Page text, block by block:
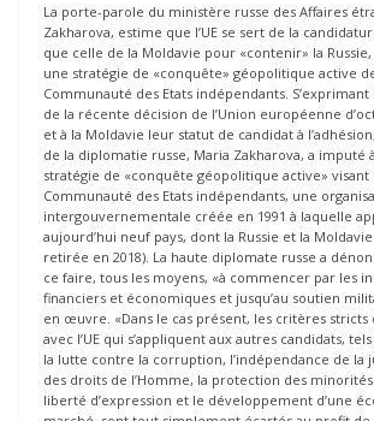
La porte-parole du ministère russe des Affaires
Zakharova, estime que l’UE se sert de la
que celle de la Moldavie pour «contenir» la Russie,
une stratégie de «conquête» géopolitique active
Communauté des Etats indépendants.
de la récente décision de l’Union européenne
et à la Moldavie leur statut de candidat à
de la diplomatie russe, Maria Zakharova, a imputé
stratégie de «conquête géopolitique active» visant
Communauté des Etats indépendants, une
intergouvernementale créée en 1991 à laquelle
aujourd’hui neuf pays, dont la Russie et la Moldavie
retirée en 2018). La haute diplomate russe a
ce faire, tous les moyens, «à commencer par les
financiers et économiques et jusqu’au soutien
en œuvre. «Dans le cas présent, les critères stricts
avec l’UE qui s’appliquent aux autres candidats,
la lutte contre la corruption, l’indépendance de la
des droits de l’Homme, la protection des
liberté d’expression et le développement d’une